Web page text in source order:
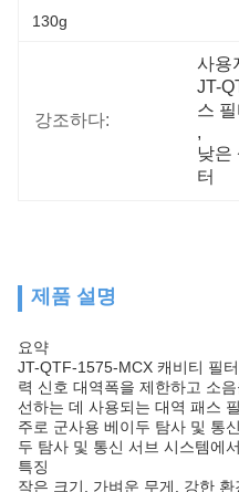
130g
강조하다:
사용
JT-
스 필
,
낮은
터
제품 설명
요약
JT-QTF-1575-MCX 캐비티 필
력 신호 대역폭을 제한하고 소
선하는 데 사용되는 대역 패스
주로 군사용 베이두 탐사 및 통
두 탐사 및 통신 서브 시스템에
특징
작은 크기, 가벼운 무게, 강한 환